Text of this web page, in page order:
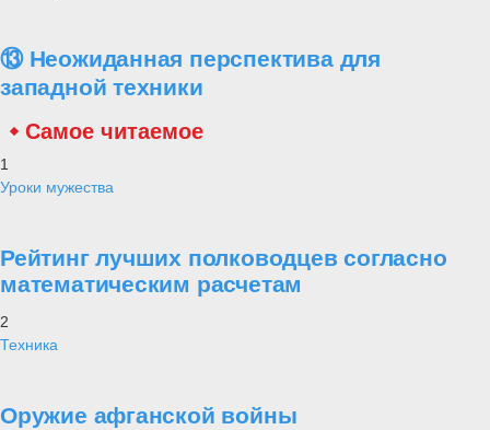
⑬ Неожиданная перспектива для
западной техники
Самое читаемое
1
Уроки мужества
Рейтинг лучших полководцев согласно
математическим расчетам
2
Техника
Оружие афганской войны